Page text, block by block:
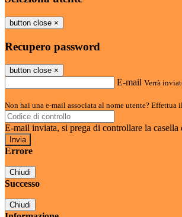
button close ×
Recupero password
button close ×
E-mail Verrà
Non hai una e-mail associata al nome utente? Effettua
E-mail inviata, si prega di controllare la casella
Errore
Chiudi
Successo
Chiudi